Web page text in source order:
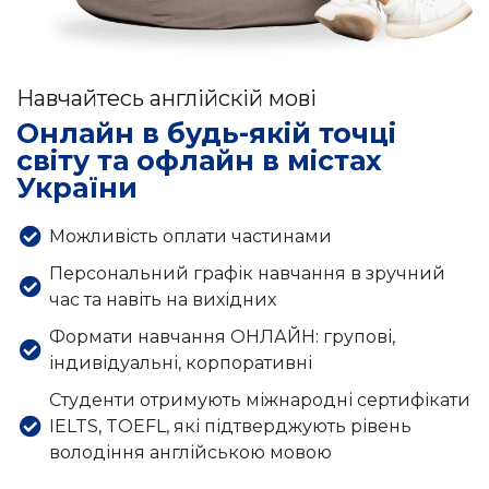
Навчайтесь англійскій мові
Онлайн в будь-якій точці
світу та офлайн в містах
України
Можливість оплати частинами
Персональний графік навчання в зручний
час та навіть на вихідних
Формати навчання ОНЛАЙН: групові,
індивідуальні, корпоративні
Студенти отримують міжнародні сертифікати
IELTS, TOEFL, які підтверджують рівень
володіння англійською мовою